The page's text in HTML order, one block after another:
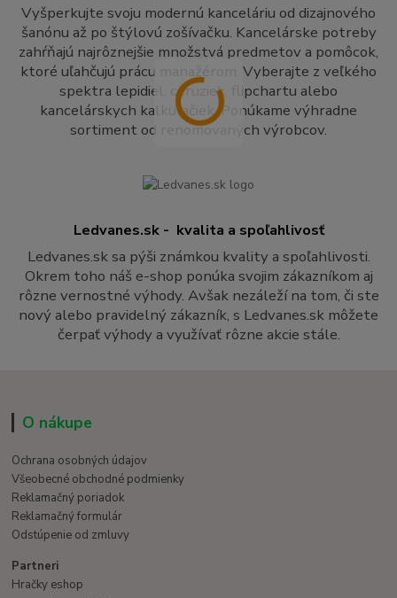
Vyšperkujte svoju modernú kanceláriu od dizajnového
šanónu až po štýlovú zošívačku. Kancelárske potreby
zahŕňajú najrôznejšie množstvá predmetov a pomôcok,
ktoré uľahčujú prácu manažérom. Vyberajte z veľkého
spektra lepidiel, ceruziek, flipchartu alebo
kancelárskych kalkulačiek. Ponúkame výhradne
sortiment od renomovaných výrobcov.
Ledvanes.sk - kvalita a spoľahlivosť
Ledvanes.sk sa pýši známkou kvality a spoľahlivosti.
Okrem toho náš e-shop ponúka svojim zákazníkom aj
rôzne vernostné výhody. Avšak nezáleží na tom, či ste
nový alebo pravidelný zákazník, s Ledvanes.sk môžete
čerpať výhody a využívať rôzne akcie stále.
O nákupe
Ochrana osobných údajov
Všeobecné obchodné podmienky
Reklamačný poriadok
Reklamačný formulár
Odstúpenie od zmluvy
Partneri
Hračky eshop